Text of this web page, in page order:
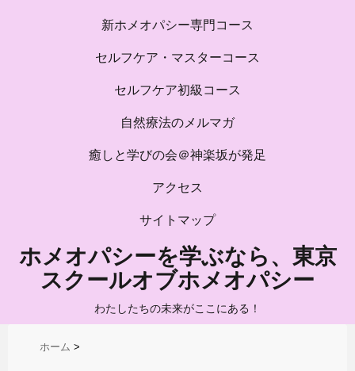
新ホメオパシー専門コース
セルフケア・マスターコース
セルフケア初級コース
自然療法のメルマガ
癒しと学びの会＠神楽坂が発足
アクセス
サイトマップ
ホメオパシーを学ぶなら、東京
スクールオブホメオパシー
わたしたちの未来がここにある！
ホーム >